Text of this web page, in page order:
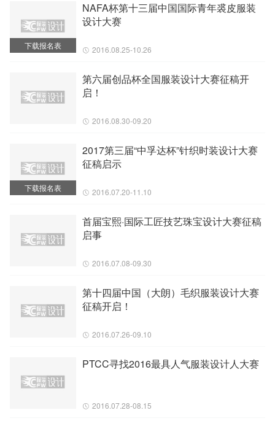
下载报名表
NAFA杯第十三届中国国际青年裘皮服装
设计大赛
2016.08.25-10.26
第六届创品杯全国服装设计大赛征稿开
启！
2016.08.30-09.20
下载报名表
2017第三届“中孚达杯”针织时装设计大赛
征稿启示
2016.07.20-11.10
首届宝熙·国际工匠技艺珠宝设计大赛征稿
启事
2016.07.08-09.30
第十四届中国（大朗）毛织服装设计大赛
征稿开启！
2016.07.26-09.10
PTCC寻找2016最具人气服装设计人大赛
2016.07.28-08.15